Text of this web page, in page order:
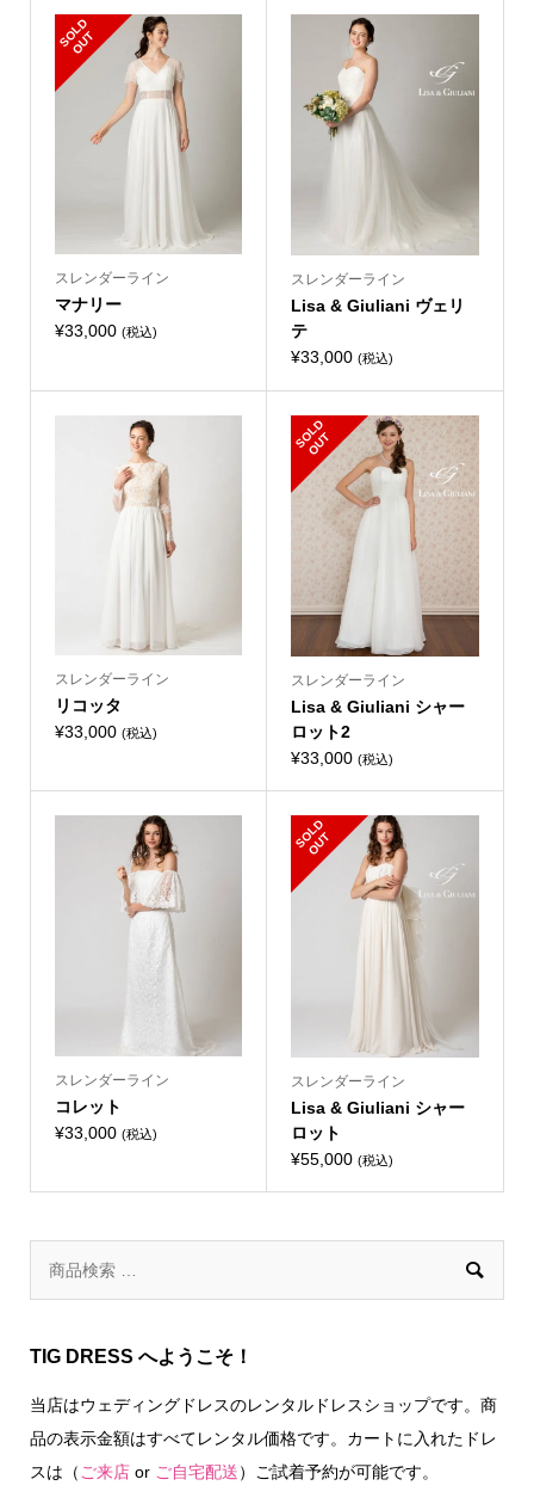
S
O
L
D
O
U
T
スレンダーライン
マナリー
¥33,000 (税込)
スレンダーライン
Lisa & Giuliani ヴェリ
テ
¥33,000 (税込)
スレンダーライン
リコッタ
¥33,000 (税込)
S
O
L
D
O
U
T
スレンダーライン
Lisa & Giuliani シャー
ロット2
¥33,000 (税込)
スレンダーライン
コレット
¥33,000 (税込)
S
O
L
D
O
U
T
スレンダーライン
Lisa & Giuliani シャー
ロット
¥55,000 (税込)

TIG DRESS へようこそ！
当店はウェディングドレスのレンタルドレスショップです。商
品の表示金額はすべてレンタル価格です。カートに入れたドレ
スは（ ご来店or ご自宅配送）ご試着予約が可能です。